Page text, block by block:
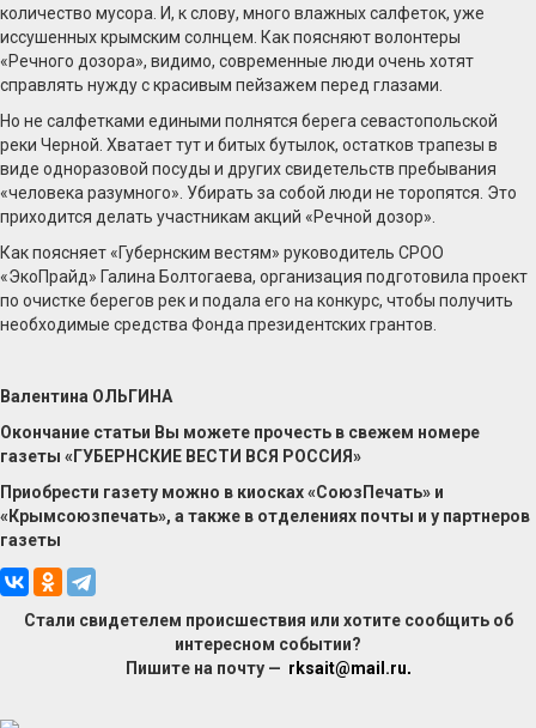
количество мусора. И, к слову, много влажных салфеток, уже
иссушенных крымским солнцем. Как поясняют волонтеры
«Речного дозора», видимо, современные люди очень хотят
справлять нужду с красивым пейзажем перед глазами.
Но не салфетками едиными полнятся берега севастопольской
реки Черной. Хватает тут и битых бутылок, остатков трапезы в
виде одноразовой посуды и других свидетельств пребывания
«человека разумного». Убирать за собой люди не торопятся. Это
приходится делать участникам акций «Речной дозор».
Как поясняет «Губернским вестям» руководитель СРОО
«ЭкоПрайд» Галина Болтогаева, организация подготовила проект
по очистке берегов рек и подала его на конкурс, чтобы получить
необходимые средства Фонда президентских грантов.
Валентина ОЛЬГИНА
Окончание статьи Вы можете прочесть в свежем номере
газеты «ГУБЕРНСКИЕ ВЕСТИ ВСЯ РОССИЯ»
Приобрести газету можно в киосках «СоюзПечать» и
«Крымсоюзпечать», а также в отделениях почты и у партнеров
газеты
Стали свидетелем происшествия или хотите сообщить об
интересном событии?
Пишите на почту — rksait@mail.ru.